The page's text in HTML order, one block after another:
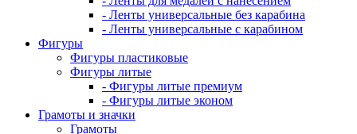
- Ленты универсальные без карабина
- Ленты универсальные с карабином
Фигуры
Фигуры пластиковые
Фигуры литые
- Фигуры литые премиум
- Фигуры литые эконом
Грамоты и значки
Грамоты